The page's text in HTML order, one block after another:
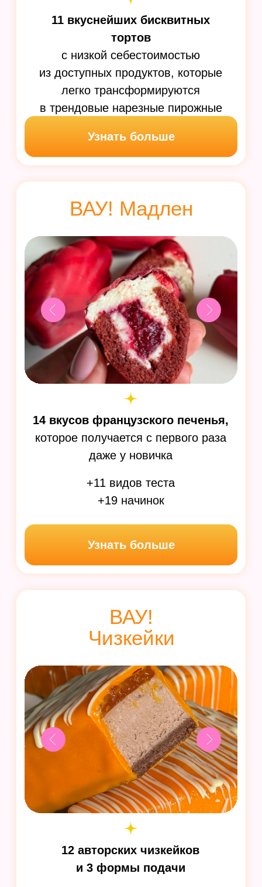
на альтернативных продуктах своими
руками. Наслаждайтесь сладким
с пользой для своего здоровья
Узнать больше
ВАУ!
ПП-десерты
СЕЗОННЫЕ КУРСЫ
13 легендарных десертов
из качественных ингредиентов
самых требовательных клиентов!
современной пасхальной
выпечки, подарите теплые эмоции
Новый год
Пасхальный